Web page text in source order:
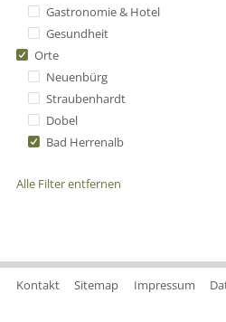
Gastronomie & Hotel
Gesundheit
Orte
Neuenbürg
Straubenhardt
Dobel
Bad Herrenalb
Alle Filter entfernen
Kontakt Sitemap Impressum